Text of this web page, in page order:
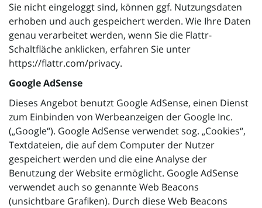
Sie nicht eingeloggt sind, können ggf. Nutzungsdaten
erhoben und auch gespeichert werden. Wie Ihre Daten
genau verarbeitet werden, wenn Sie die Flattr-
Schaltfläche anklicken, erfahren Sie unter
https://flattr.com/privacy.
Google AdSense
Dieses Angebot benutzt Google AdSense, einen Dienst
zum Einbinden von Werbeanzeigen der Google Inc.
(„Google“). Google AdSense verwendet sog. „Cookies“,
Textdateien, die auf dem Computer der Nutzer
gespeichert werden und die eine Analyse der
Benutzung der Website ermöglicht. Google AdSense
verwendet auch so genannte Web Beacons
(unsichtbare Grafiken). Durch diese Web Beacons